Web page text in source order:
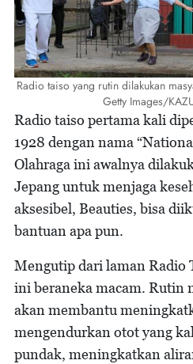
Radio taiso yang rutin dilakukan
Getty Images/
Radio taiso pertama kali
1928 dengan nama
Olahraga ini awalnya
Jepang untuk menjaga
aksesibel, Beauties, bisa
bantuan apa pun.
Mengutip dari laman Radio
ini beraneka macam. Rutin
akan membantu
mengendurkan otot yang
pundak, meningkatkan